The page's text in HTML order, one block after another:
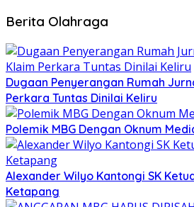
Berita Olahraga
Dugaan Penyerangan Rumah
Perkara Tuntas Dinilai Keliru
Polemik MBG Dengan Oknum
Alexander Wilyo Kantongi SK
Ketapang